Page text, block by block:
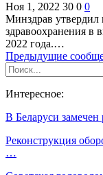
Ноя 1, 2022 30 0 0
Минздрав утвердил
здравоохранения в
2022 года.…
Предыдущие
Интересное:
В Беларуси
Реконструкция
…